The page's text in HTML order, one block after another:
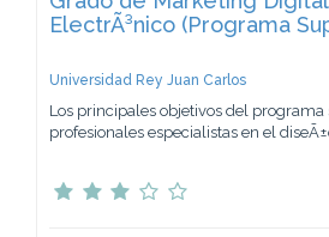
ElectrÃ³nico (Programa
Universidad Rey Juan Carlos
Los principales objetivos del programa
profesionales especialistas en el